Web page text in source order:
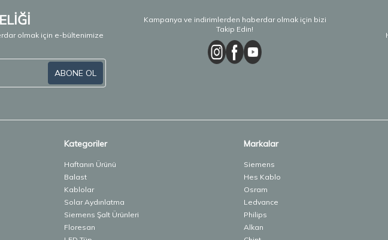
olmak için e-bültenimize
ABONE OL
Kampanya ve indirimlerden haberdar olmak için bizi
Takip Edin!
Kategoriler
Haftanın Ürünü
Balast
Kablolar
Solar Aydınlatma
Siemens Şalt Ürünleri
Floresan
Markalar
Siemens
Hes Kablo
Osram
Ledvance
Philips
Alkan